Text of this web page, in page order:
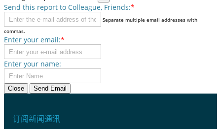
Send this report to Colleague, Friends:*
Separate multiple email addresses with
commas.
Enter your email:*
Enter your name:
Close Send Email
订阅新闻通讯